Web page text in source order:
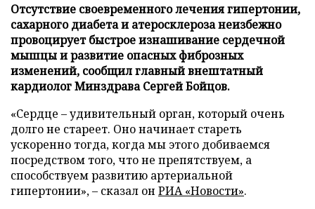
Отсутствие своевременного лечения гипертонии,
сахарного диабета и атеросклероза неизбежно
провоцирует быстрое изнашивание сердечной
мышцы и развитие опасных фиброзных
изменений, сообщил главный внештатный
кардиолог Минздрава Сергей Бойцов.
«Сердце – удивительный орган, который очень
долго не стареет. Оно начинает стареть
ускоренно тогда, когда мы этого добиваемся
посредством того, что не препятствуем, а
способствуем развитию артериальной
гипертонии», – сказал он РИА «Новости».